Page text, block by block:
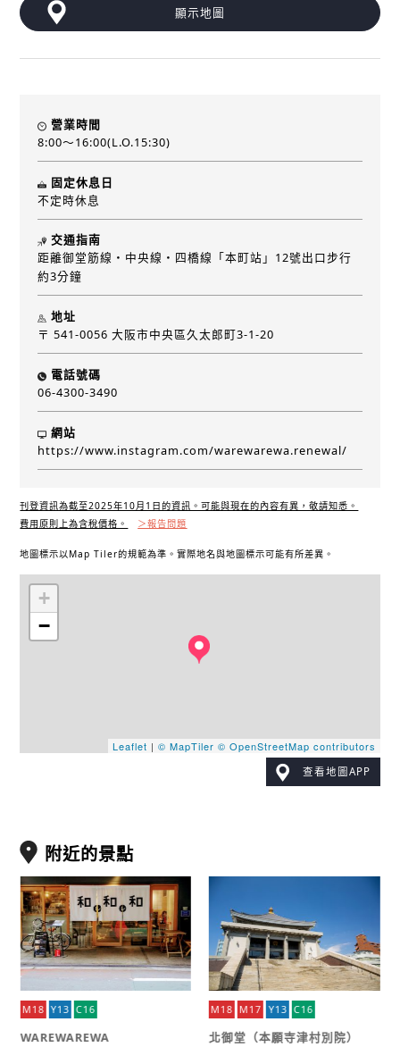
顯示地圖
營業時間
8:00〜16:00(L.O.15:30)
固定休息日
不定時休息
交通指南
距離御堂筋線・中央線・四橋線「本町站」12號出口步行
約3分鐘
地址
〒 541-0056 大阪市中央區久太郎町3-1-20
電話號碼
06-4300-3490
網站
https://www.instagram.com/warewarewa.renewal/
刊登資訊為截至2025年10月1日的資訊。可能與現在的內容有異，敬請知悉。
費用原則上為含稅價格。
＞報告問題
地圖標示以Map Tiler的規範為準。實際地名與地圖標示可能有所差異。
+
−
Leaflet | © MapTiler © OpenStreetMap contributors
查看地圖APP
附近的景點
M18 Y13 C16
WAREWAREWA
M18 M17 Y13 C16
北御堂（本願寺津村別院）